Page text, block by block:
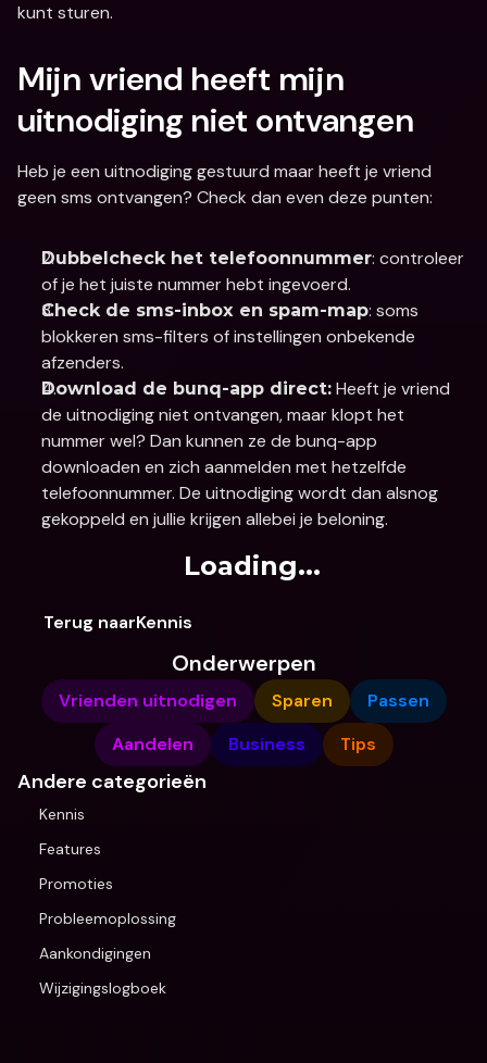
kunt sturen.
Mijn vriend heeft mijn
uitnodiging niet ontvangen
Heb je een uitnodiging gestuurd maar heeft je vriend
geen sms ontvangen? Check dan even deze punten:
Dubbelcheck het telefoonnummer: controleer
of je het juiste nummer hebt ingevoerd.
Check de sms-inbox en spam-map: soms
blokkeren sms-filters of instellingen onbekende
afzenders.
Download de bunq-app direct: Heeft je vriend
de uitnodiging niet ontvangen, maar klopt het
nummer wel? Dan kunnen ze de bunq-app
downloaden en zich aanmelden met hetzelfde
telefoonnummer. De uitnodiging wordt dan alsnog
gekoppeld en jullie krijgen allebei je beloning.
Loading...
Terug naarKennis
Onderwerpen
Vrienden uitnodigen Sparen
Passen
Aandelen
Business Tips
Andere categorieën
Kennis
Features
Promoties
Probleemoplossing
Aankondigingen
Wijzigingslogboek